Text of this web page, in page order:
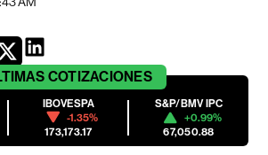
COTIZACIONES
IBOVESPA
-1.35%
173,173.17
S&P/BMV IPC
+0.99%
67,050.88